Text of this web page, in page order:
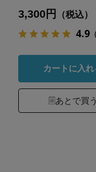
3,300円 （税込）
4.9
カートに入れ
あとで買う